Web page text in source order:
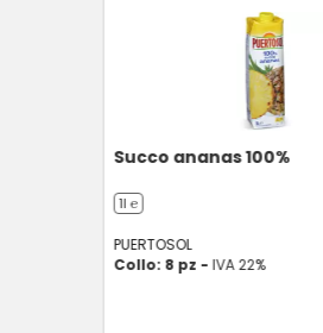
Succo ananas 100%
1l ℮
PUERTOSOL
Collo: 8 pz - IVA 22%